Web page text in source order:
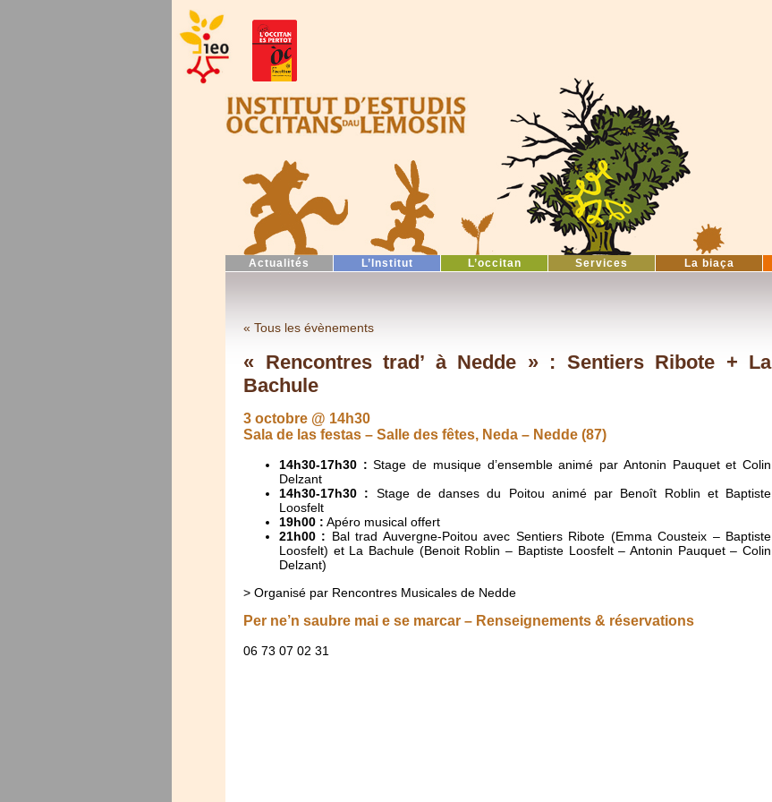
Actualités L’Institut L’occitan Services La biaça
« Tous les évènements
« Rencontres trad’ à Nedde » : Sentiers Ribote + La
Bachule
3 octobre @ 14h30
Sala de las festas – Salle des fêtes, Neda – Nedde (87)
14h30-17h30 : Stage de musique d’ensemble animé par Antonin Pauquet et Colin
Delzant
14h30-17h30 : Stage de danses du Poitou animé par Benoît Roblin et Baptiste
Loosfelt
19h00 : Apéro musical offert
21h00 : Bal trad Auvergne-Poitou avec Sentiers Ribote (Emma Cousteix – Baptiste
Loosfelt) et La Bachule (Benoit Roblin – Baptiste Loosfelt – Antonin Pauquet – Colin
Delzant)
> Organisé par Rencontres Musicales de Nedde
Per ne’n saubre mai e se marcar – Renseignements & réservations
06 73 07 02 31